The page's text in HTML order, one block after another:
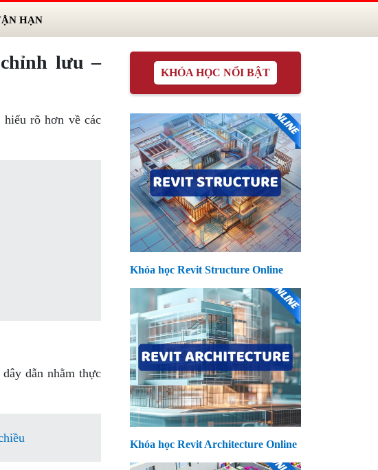
HẠN
lưu –
rõ hơn về các
dẫn nhằm thực
KHÓA HỌC NỔI BẬT
Khóa học Revit Structure Online
Khóa học Revit Architecture Online